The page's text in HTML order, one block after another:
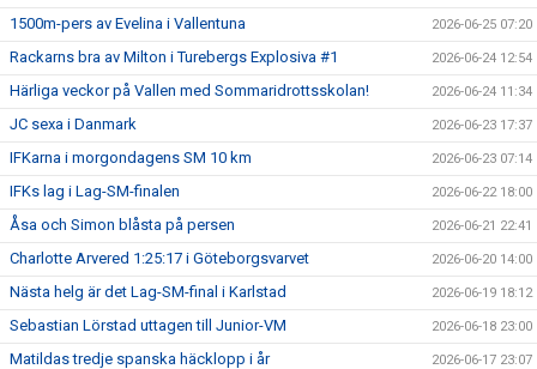
1500m-pers av Evelina i Vallentuna 2026-06-25 07:20
Rackarns bra av Milton i Turebergs Explosiva #1 2026-06-24 12:54
Härliga veckor på Vallen med Sommaridrottsskolan! 2026-06-24 11:34
JC sexa i Danmark 2026-06-23 17:37
IFKarna i morgondagens SM 10 km 2026-06-23 07:14
IFKs lag i Lag-SM-finalen 2026-06-22 18:00
Åsa och Simon blåsta på persen 2026-06-21 22:41
Charlotte Arvered 1:25:17 i Göteborgsvarvet 2026-06-20 14:00
Nästa helg är det Lag-SM-final i Karlstad 2026-06-19 18:12
Sebastian Lörstad uttagen till Junior-VM 2026-06-18 23:00
Matildas tredje spanska häcklopp i år 2026-06-17 23:07